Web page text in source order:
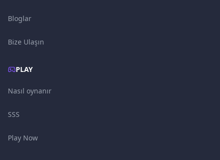
Bloglar
Bize Ulaşın
PLAY
Nasıl oynanır
SSS
Play Now